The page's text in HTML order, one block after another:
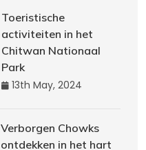
Toeristische
activiteiten in het
Chitwan Nationaal
Park
13th May, 2024
Verborgen Chowks
ontdekken in het hart